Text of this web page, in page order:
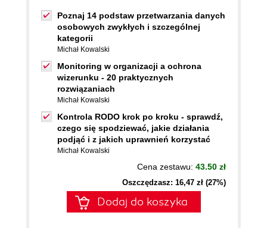
Poznaj 14 podstaw przetwarzania danych
osobowych zwykłych i szczególnej
kategorii
Michał Kowalski
Monitoring w organizacji a ochrona
wizerunku - 20 praktycznych
rozwiązaniach
Michał Kowalski
Kontrola RODO krok po kroku - sprawdź,
czego się spodziewać, jakie działania
podjąć i z jakich uprawnień korzystać
Michał Kowalski
Cena zestawu: 43.50 zł
Oszczędzasz: 16,47 zł (27%)
Dodaj do koszyka